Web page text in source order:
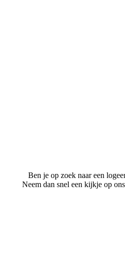
Ben je op zoek naar een
Neem dan snel een kijkje op